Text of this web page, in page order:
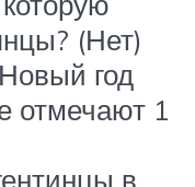
(Нет)
год
отмечают 1
в